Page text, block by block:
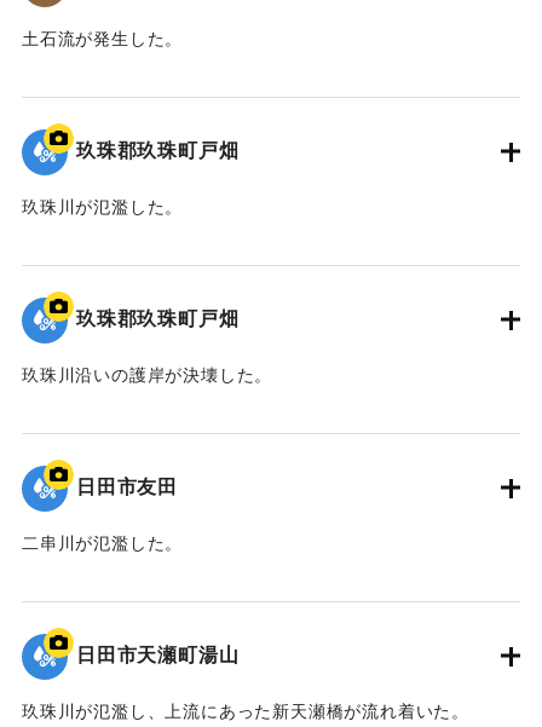
土石流が発生した。
2020/7/6｜固有コード:01215083
玖珠郡玖珠町戸畑
玖珠川が氾濫した。
2020/7/6｜固有コード:01215082
玖珠郡玖珠町戸畑
玖珠川沿いの護岸が決壊した。
2020/7/6｜固有コード:01215081
日田市友田
二串川が氾濫した。
2020/7/6｜固有コード:01215080
日田市天瀬町湯山
玖珠川が氾濫し、上流にあった新天瀬橋が流れ着いた。